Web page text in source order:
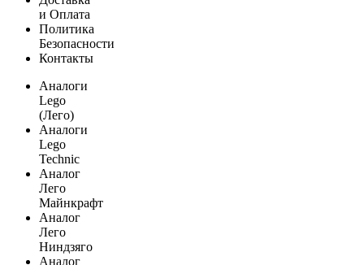
и Оплата
Политика
Безопасности
Контакты
Аналоги
Lego
(Лего)
Аналоги
Lego
Technic
Аналог
Лего
Майнкрафт
Аналог
Лего
Ниндзяго
Аналог